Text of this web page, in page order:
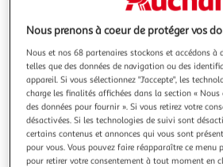
Nous prenons à coeur de protéger vos
Nous et nos 68 partenaires stockons et accédons à
telles que des données de navigation ou des
appareil. Si vous sélectionnez "J'accepte", les
charge les finalités affichées dans la section «
des données pour fournir ». Si vous retirez votre
désactivées. Si les technologies de suivi sont
certains contenus et annonces qui vous sont
pour vous. Vous pouvez faire réapparaître ce menu
pour retirer votre consentement à tout moment en